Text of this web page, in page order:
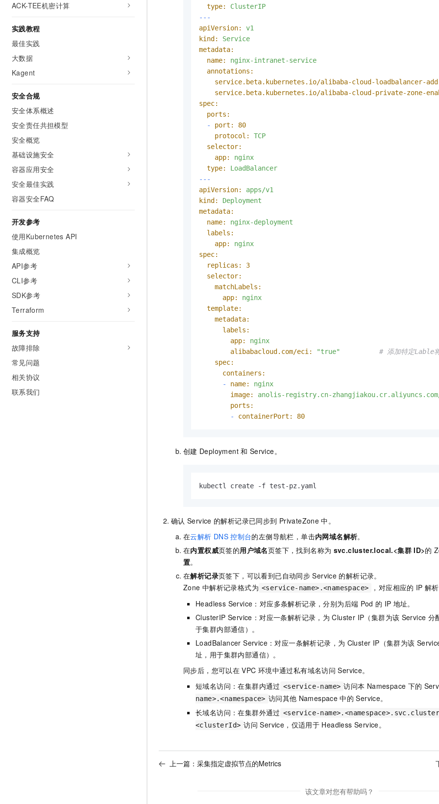
ACK-TEE机密计算
实践教程
最佳实践
大数据
Kagent
安全合规
安全体系概述
安全责任共担模型
安全概览
基础设施安全
容器应用安全
安全最佳实践
容器安全FAQ
开发参考
使用Kubernetes API
集成概览
API参考
CLI参考
SDK参考
Terraform
服务支持
故障排除
常见问题
相关协议
联系我们
type:
ClusterIP
---
apiVersion:
v1
kind:
Service
metadata:
name:
nginx-intranet-service
annotations:
service.beta.kubernetes.io/alibaba-cloud-loadbalancer-
service.beta.kubernetes.io/alibaba-cloud-private-zone-
spec:
ports:
-
port:
80
protocol:
TCP
selector:
app:
nginx
type:
LoadBalancer
---
apiVersion:
apps/v1
kind:
Deployment
metadata:
name:
nginx-deployment
labels:
app:
nginx
spec:
replicas:
3
selector:
matchLabels:
app:
nginx
template:
metadata:
labels:
app:
nginx
alibabacloud.com/eci:
"true"
# 添加特定Lable
spec:
containers:
-
name:
nginx
image:
anolis-registry.cn-
ports:
-
containerPort: 80
创建 Deployment 和 Service。
kubectl create -f test-pz.yaml
确认 Service 的解析记录已同步到 PrivateZone 中。
在云解析 DNS 控制台的左侧导航栏，单击内网域名解析。
在内置权威页签的用户域名页签下，找到名称为 svc.cluster.local.<集群 ID>的
置。
在解析记录页签下，可以看到已自动同步 Service 的解析记录。
Zone 中解析记录格式为 <service-name>.<namespace> ，对应相应的 IP 解
Headless Service：对应多条解析记录，分别为后端 Pod 的 IP 地址。
ClusterIP Service：对应一条解析记录，为 Cluster IP（集群为该 Service 分
于集群内部通信）。
LoadBalancer Service：对应一条解析记录，为 Cluster IP（集群为该
址，用于集群内部通信）。
同步后，您可以在 VPC 环境中通过私有域名访问 Service。
短域名访问：在集群内通过 <service-name> 访问本 Namespace 下的
name>.<namespace> 访问其他 Namespace 中的 Service。
长域名访问：在集群外通过 <service-
<clusterId> 访问 Service，仅适用于 Headless Service。
上一篇： 采集指定虚拟节点的Metrics
该文章对您有帮助吗？